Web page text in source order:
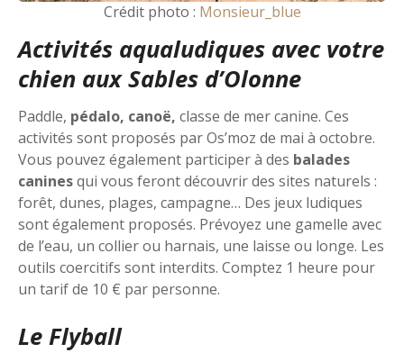
Crédit photo : Monsieur_blue
Activités aqualudiques avec votre
chien aux Sables d’Olonne
Paddle, pédalo, canoë, classe de mer canine. Ces
activités sont proposés par Os’moz de mai à octobre.
Vous pouvez également participer à des balades
caninesqui vous feront découvrir des sites naturels :
forêt, dunes, plages, campagne… Des jeux ludiques
sont également proposés. Prévoyez une gamelle avec
de l’eau, un collier ou harnais, une laisse ou longe. Les
outils coercitifs sont interdits. Comptez 1 heure pour
un tarif de 10 € par personne.
Le Flyball